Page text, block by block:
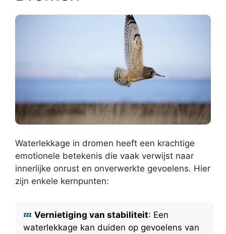
Waterlekkage in dromen heeft een krachtige
emotionele betekenis die vaak verwijst naar
innerlijke onrust en onverwerkte gevoelens. Hier
zijn enkele kernpunten:
Vernietiging van stabiliteit: Een
waterlekkage kan duiden op gevoelens van